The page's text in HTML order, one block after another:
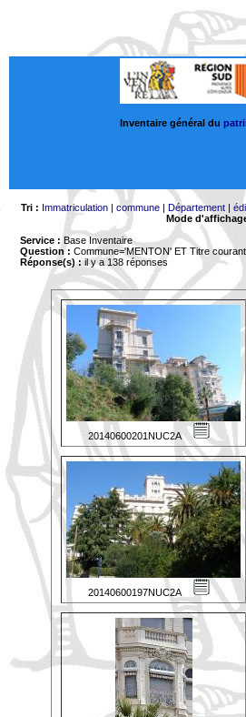
Inventaire général du
Tri : Immatriculation| commune| Département|
Mode
Service : Base Inventaire
Question : Commune='MENTON' ET Titre
Réponse(s) :il y a 138 réponses
20140600201NUC2A
20140600197NUC2A